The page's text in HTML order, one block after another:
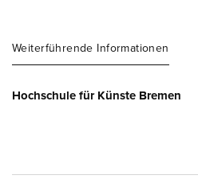
Weiterführende Informationen
Hochschule für Künste Bremen